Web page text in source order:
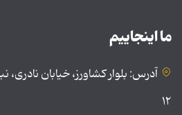
ما اینجاییم
آدرس: بلوار کشاورز، خیابان
۱۲